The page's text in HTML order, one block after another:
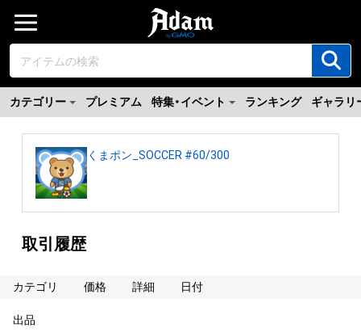
カテゴリー プレミアム 特集・イベント ランキング ギャラリ
くまポン_SOCCER #60/300
取引履歴
カテゴリ 価格 詳細 日付
出品